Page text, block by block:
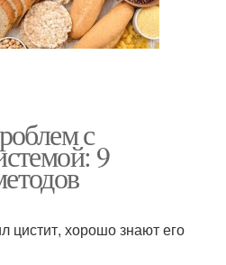
с
9
цистит, хорошо знают его